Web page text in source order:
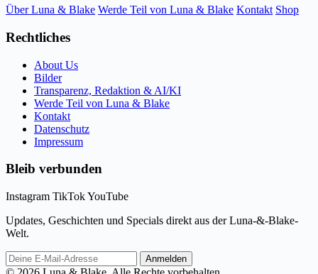
Über Luna & Blake Werde Teil von Luna & Blake Kontakt Shop
Rechtliches
About Us
Bilder
Transparenz, Redaktion & AI/KI
Werde Teil von Luna & Blake
Kontakt
Datenschutz
Impressum
Bleib verbunden
Instagram TikTokYouTube
Updates, Geschichten und Specials direkt aus der Luna-&-Blake-
Welt.
E-
Mail-
Anmelden